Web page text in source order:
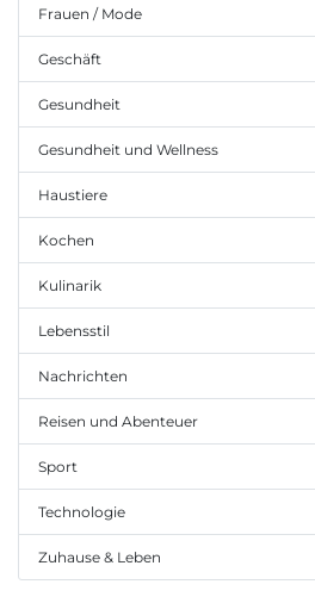
Frauen / Mode
Geschäft
Gesundheit
Gesundheit und Wellness
Haustiere
Kochen
Kulinarik
Lebensstil
Nachrichten
Reisen und Abenteuer
Sport
Technologie
Zuhause & Leben